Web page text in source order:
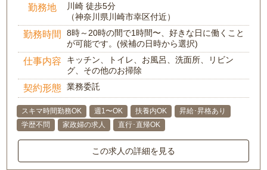
勤務地
川崎 徒歩5分
（神奈川県川崎市幸区付近）
勤務時間
8時～20時の間で1時間〜、好きな日に働くこと
が可能です。(候補の日時から選択)
仕事内容
キッチン、トイレ、お風呂、洗面所、リビン
グ、その他のお掃除
契約形態 業務委託
スキマ時間勤務OK 週1〜OK 扶養内OK
昇給･昇格あり
学歴不問
家政婦の求人 直行･直帰OK
この求人の詳細を見る